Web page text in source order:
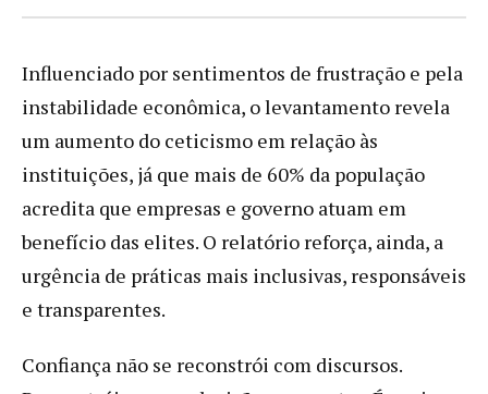
Influenciado por sentimentos de frustração e pela
instabilidade econômica, o levantamento revela
um aumento do ceticismo em relação às
instituições, já que mais de 60% da população
acredita que empresas e governo atuam em
benefício das elites. O relatório reforça, ainda, a
urgência de práticas mais inclusivas, responsáveis
e transparentes.
Confiança não se reconstrói com discursos.